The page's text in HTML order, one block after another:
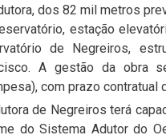
dos 82 mil metros
estação
de Negreiros,
A gestão da obra
com prazo contratual
de Negreiros terá
do Sistema Adutor do